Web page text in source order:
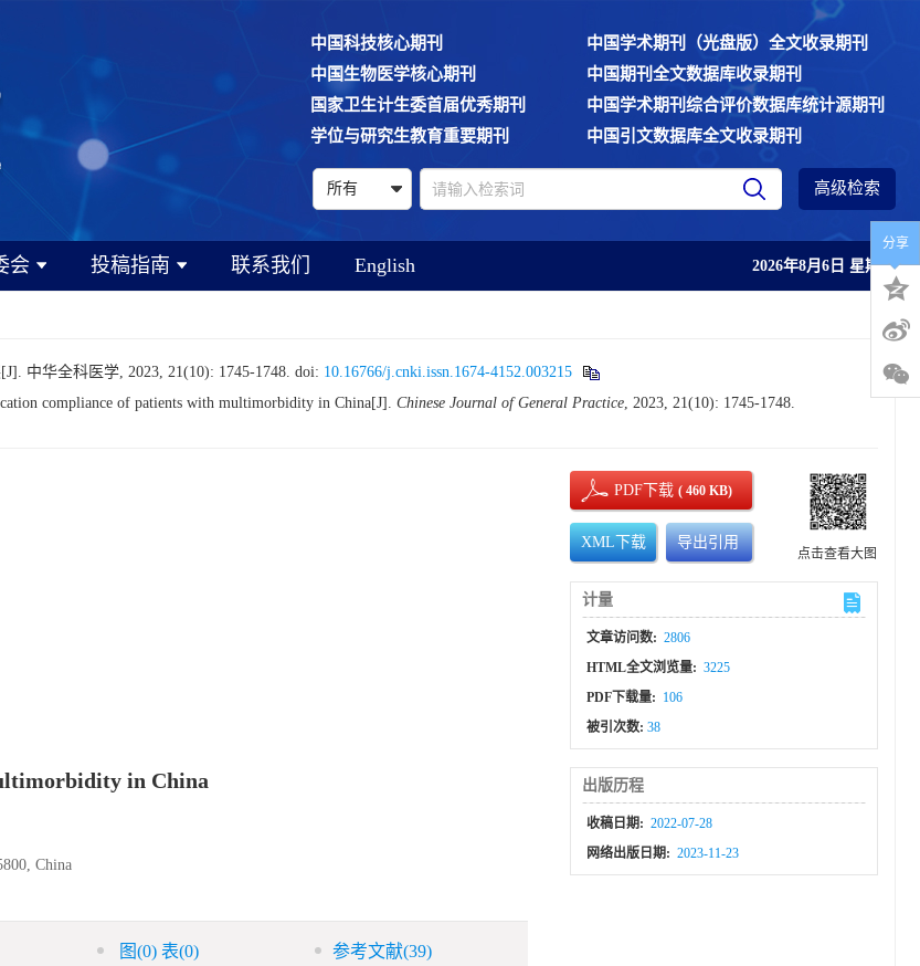
中国科技核心期刊
中国学术期刊（光盘版）全文收录期刊
中国生物医学核心期刊
中国期刊全文数据库收录期刊
国家卫生计生委首届优秀期刊
中国学术期刊综合评价数据库统计源期刊
学位与研究生教育重要期刊
中国引文数据库全文收录期刊
高级检索
会 投稿指南 联系我们 English 2026年8月6日 星期四
中华全科医学, 2023, 21(10): 1745-1748. doi: 10.16766/j.cnki.issn.1674-4152.003215
compliance of patients with multimorbidity in China[J]. Chinese Journal of General Practice, 2023, 21(10): 1745-1748.
in China
China
图(0)表(0) 参考文献(39)
PDF下载( 460 KB)
XML下载 导出引用
点击查看大图
计量
文章访问数: 2806
HTML全文浏览量: 3225
PDF下载量: 106
被引次数:38
出版历程
收稿日期: 2022-07-28
网络出版日期: 2023-11-23
分享